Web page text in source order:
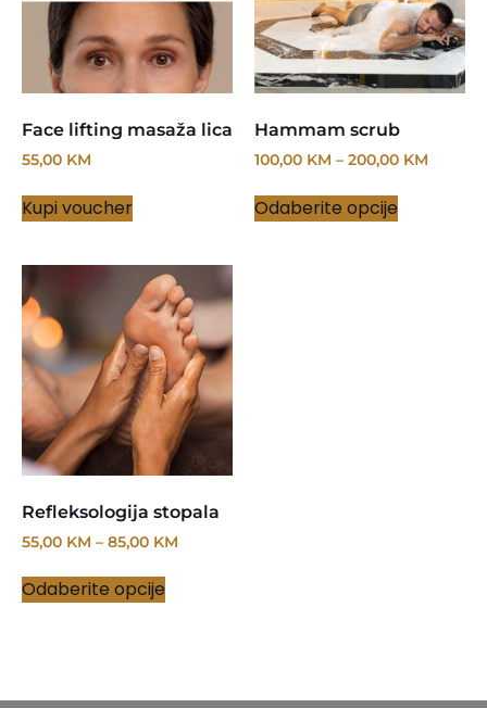
Face lifting masaža lica
55,00 KM
Kupi voucher
Hammam scrub
100,00 KM – 200,00 KM
Odaberite opcije
Refleksologija stopala
55,00 KM – 85,00 KM
Odaberite opcije